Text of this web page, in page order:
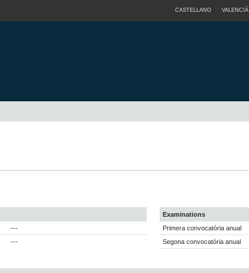
CASTELLANO VALENCIÀ
---
---
Examinations
Primera convocatòria anual
Segona convocatòria anual